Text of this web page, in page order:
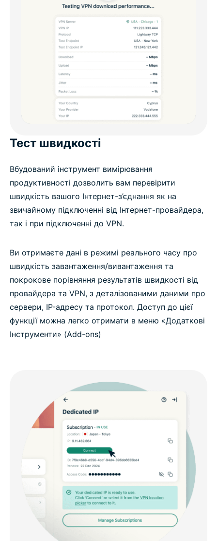
Тест швидкості
Вбудований інструмент вимірювання
продуктивності дозволить вам перевірити
швидкість вашого Інтернет-з’єднання як на
звичайному підключенні від Інтернет-провайдера,
так і при підключенні до VPN.
Ви отримаєте дані в режимі реального часу про
швидкість завантаження/вивантаження та
покрокове порівняння результатів швидкості від
провайдера та VPN, з деталізованими даними про
сервери, IP-адресу та протокол. Доступ до цієї
функції можна легко отримати в меню «Додаткові
Інструменти» (Add-ons)